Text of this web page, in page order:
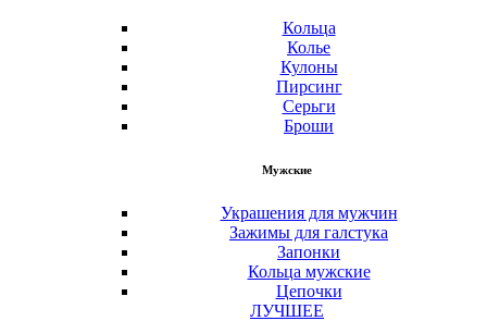
Кольца
Колье
Кулоны
Пирсинг
Серьги
Броши
Мужские
Украшения для мужчин
Зажимы для галстука
Запонки
Кольца мужские
Цепочки
ЛУЧШЕЕ